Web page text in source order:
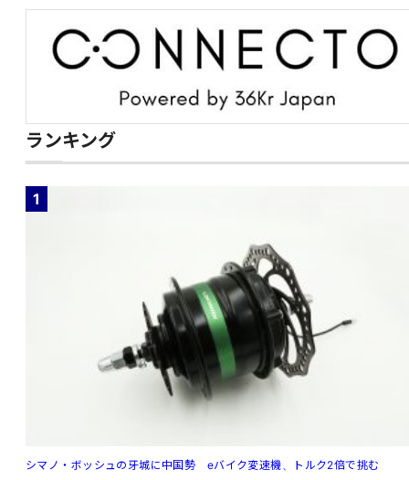
ランキング
1
シマノ・ボッシュの牙城に中国勢 eバイク変速機、トルク2倍で挑む